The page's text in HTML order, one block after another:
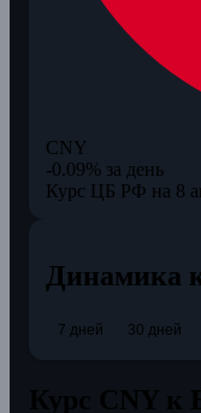
CNY
-0.09% за день
Курс ЦБ РФ на 8
Динамика
7 дней 30 дней